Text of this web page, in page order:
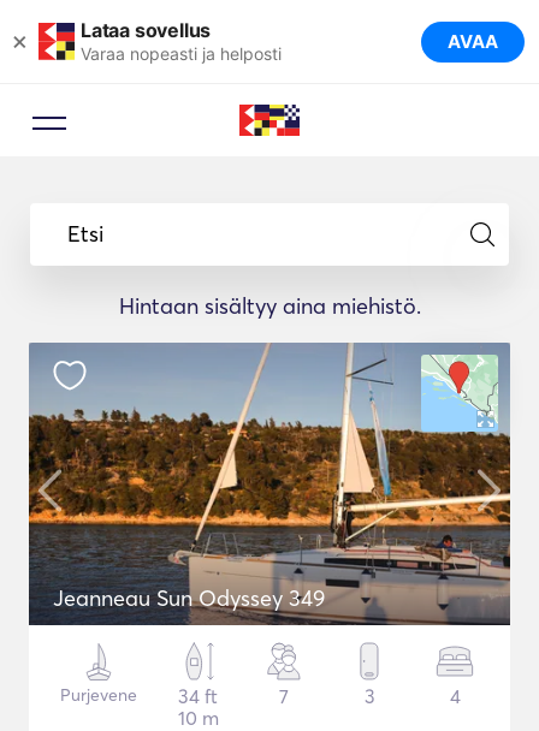
× Lataa sovellus
Varaa nopeasti ja helposti AVAA
Etsi
Hintaan sisältyy aina miehistö.
Jeanneau Sun Odyssey 349
Purjevene
34 ft
10 m
7 3 4